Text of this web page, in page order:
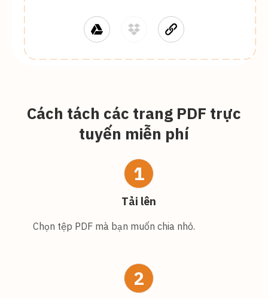
Cách tách các trang PDF trực
tuyến miễn phí
1
Tải lên
Chọn tệp PDF mà bạn muốn chia nhỏ.
2